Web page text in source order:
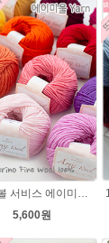
10+1볼 서비스 에이미울 /부드러운 털실/따뜻한 뜨개실/뜨개질실/바라클라바/목도리털실/뜨게실/뜨게질/손뜨개질실 소프트메리노울 부드러운뜨개실
5,600원